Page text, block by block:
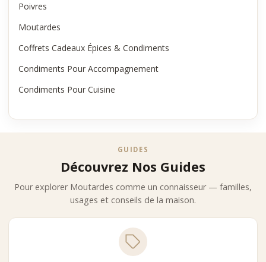
Poivres
Moutardes
Coffrets Cadeaux Épices & Condiments
Condiments Pour Accompagnement
Condiments Pour Cuisine
GUIDES
Découvrez Nos Guides
Pour explorer Moutardes comme un connaisseur — familles,
usages et conseils de la maison.